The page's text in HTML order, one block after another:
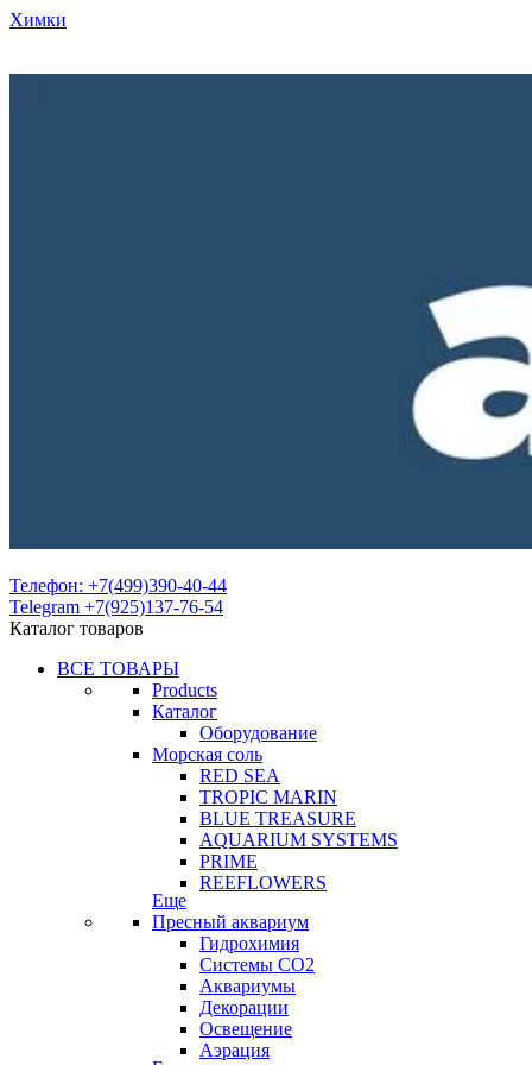
Химки
Телефон: +7(499)390-40-44
Telegram +7(925)137-76-54
Каталог товаров
ВСЕ ТОВАРЫ
Products
Каталог
Оборудование
Морская соль
RED SEA
TROPIC MARIN
BLUE TREASURE
AQUARIUM SYSTEMS
PRIME
REEFLOWERS
Еще
Пресный аквариум
Гидрохимия
Системы СО2
Аквариумы
Декорации
Освещение
Аэрация